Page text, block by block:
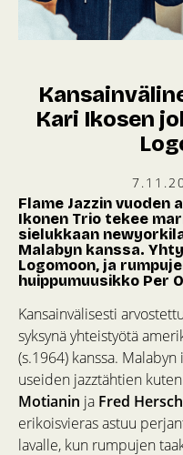
Kari Ikosen
Flame Jazzin
Ikonen Trio tekee
sielukkaan
Malabyn kanssa.
Logomoon, ja
huippumuusikko Per
Kansainvälisesti arvostettu
syksynä yhteistyötä
(s.1964) kanssa.
useiden jazztähtien kuten
Motianin ja Fred
erikoisvieras astuu
lavalle, kun rumpujen